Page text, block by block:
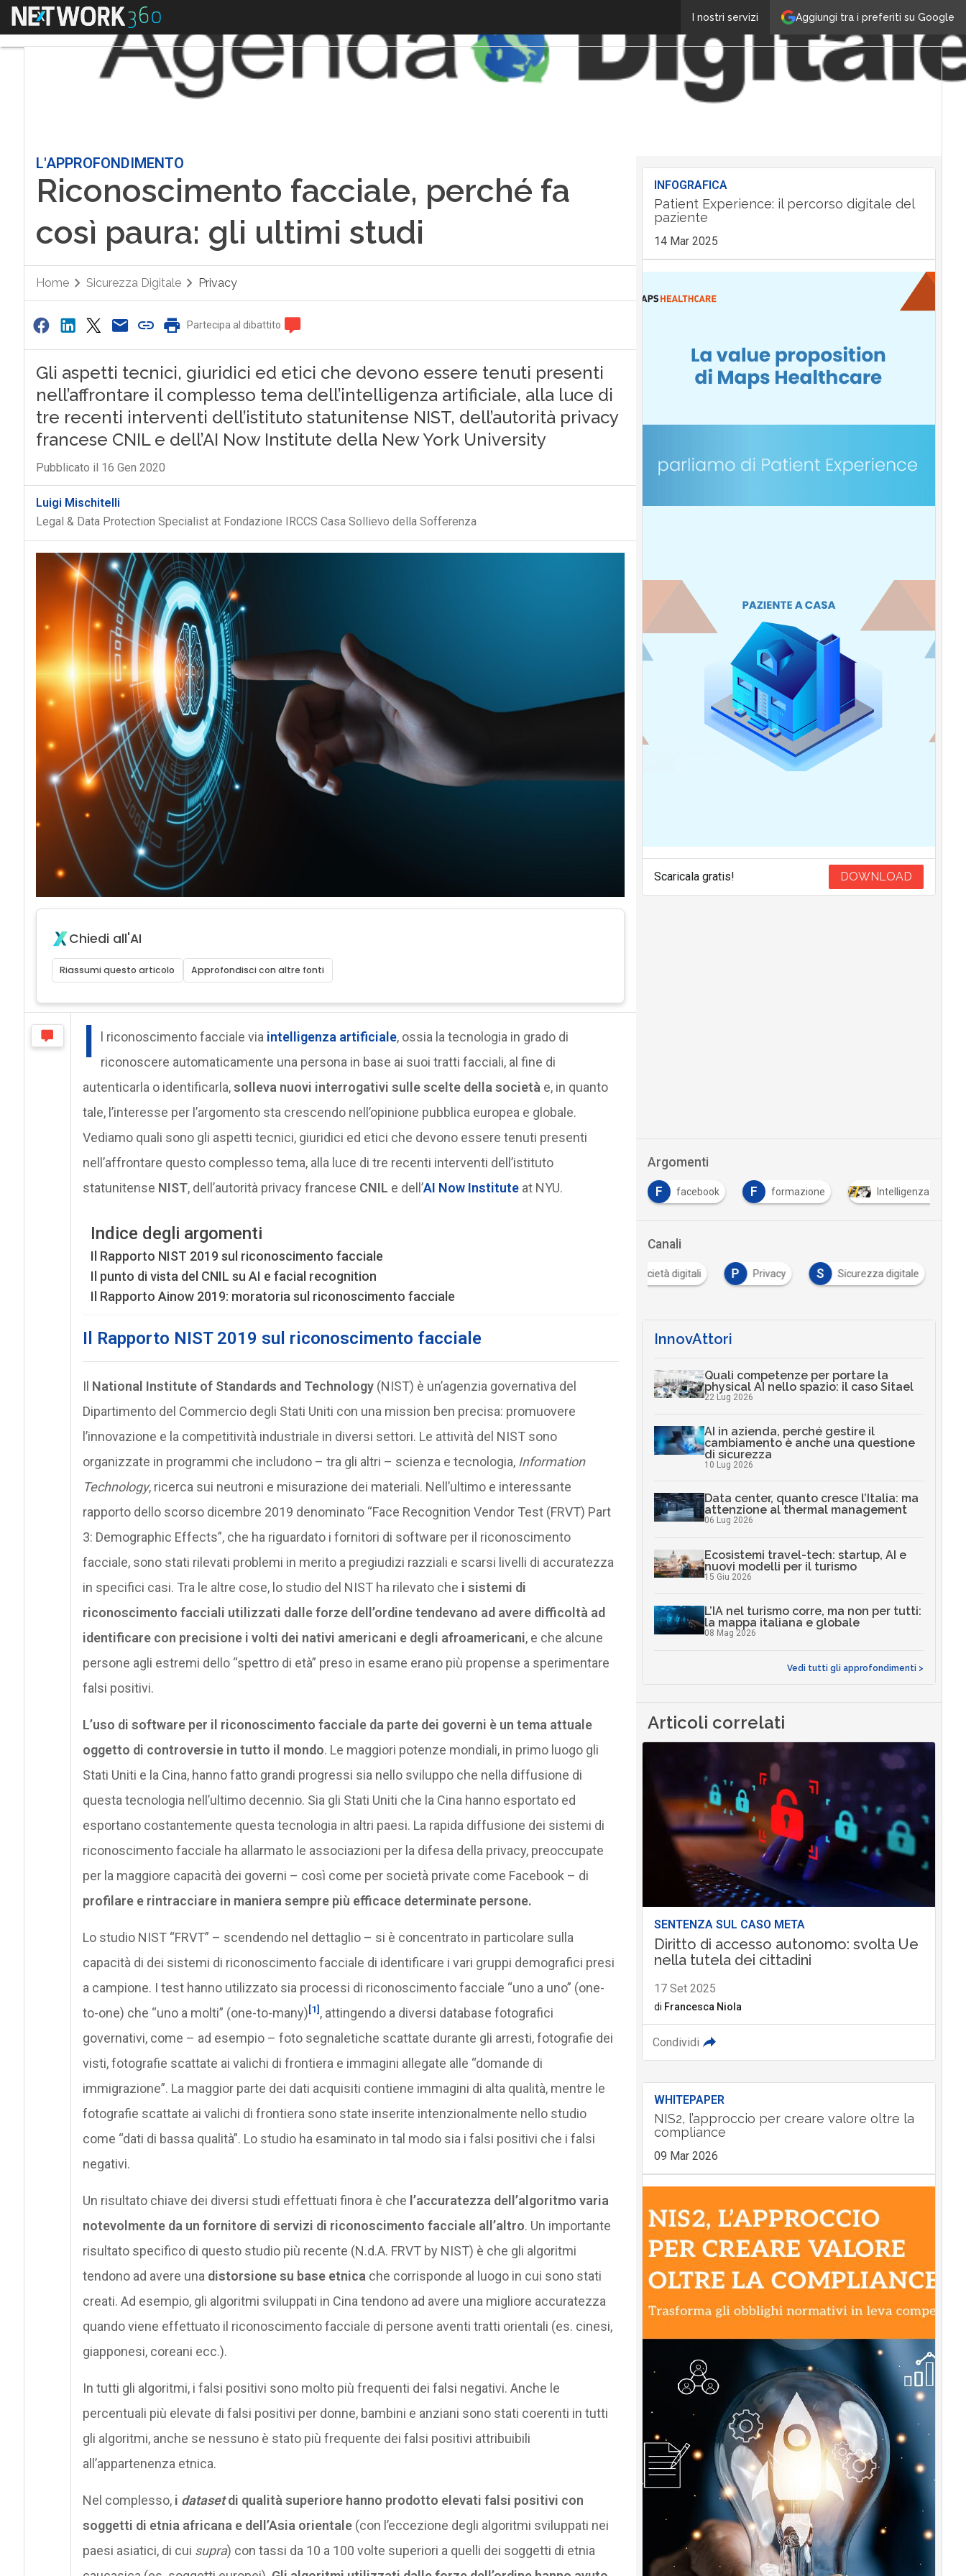
Aggiungi tra i preferiti su Google
I nostri servizi
Menu
L'APPROFONDIMENTO
Riconoscimento facciale, perché fa
così paura: gli ultimi studi
Home Sicurezza Digitale Privacy
Partecipa al dibattito
Gli aspetti tecnici, giuridici ed etici che devono essere tenuti presenti
nell’affrontare il complesso tema dell’intelligenza artificiale, alla luce di
tre recenti interventi dell’istituto statunitense NIST, dell’autorità privacy
francese CNIL e dell’AI Now Institute della New York University
Pubblicato il 16 Gen 2020
Luigi Mischitelli
Legal & Data Protection Specialist at Fondazione IRCCS Casa Sollievo della Sofferenza
Chiedi all'AI
Riassumi questo articolo Approfondisci con altre fonti
I l riconoscimento facciale via intelligenza artificiale, ossia la tecnologia in grado di
riconoscere automaticamente una persona in base ai suoi tratti facciali, al fine di
autenticarla o identificarla,solleva nuovi interrogativi sulle scelte della società e, in quanto
tale, l’interesse per l’argomento sta crescendo nell’opinione pubblica europea e globale.
Vediamo quali sono gli aspetti tecnici, giuridici ed etici che devono essere tenuti presenti
nell’affrontare questo complesso tema, alla luce di tre recenti interventi dell’istituto
statunitense NIST, dell’autorità privacy francese CNIL e dell’AI Now Instituteat NYU.
Indice degli argomenti
Il Rapporto NIST 2019 sul riconoscimento facciale
Il punto di vista del CNIL su AI e facial recognition
Il Rapporto Ainow 2019: moratoria sul riconoscimento facciale
Il Rapporto NIST 2019 sul riconoscimento facciale
Il National Institute of Standards and Technology(NIST) è un’agenzia governativa del
Dipartimento del Commercio degli Stati Uniti con una mission ben precisa: promuovere
l’innovazione e la competitività industriale in diversi settori. Le attività del NIST sono
organizzate in programmi che includono – tra gli altri – scienza e tecnologia, Information
Technology, ricerca sui neutroni e misurazione dei materiali. Nell’ultimo e interessante
rapporto dello scorso dicembre 2019 denominato “Face Recognition Vendor Test (FRVT) Part
3: Demographic Effects”, che ha riguardato i fornitori di software per il riconoscimento
facciale, sono stati rilevati problemi in merito a pregiudizi razziali e scarsi livelli di accuratezza
in specifici casi. Tra le altre cose, lo studio del NIST ha rilevato che i sistemi di
riconoscimento facciali utilizzati dalle forze dell’ordine tendevano ad avere difficoltà ad
identificare con precisione i volti dei nativi americani e degli afroamericani, e che alcune
persone agli estremi dello “spettro di età” preso in esame erano più propense a sperimentare
falsi positivi.
L’uso di software per il riconoscimento facciale da parte dei governi è un tema attuale
oggetto di controversie in tutto il mondo. Le maggiori potenze mondiali, in primo luogo gli
Stati Uniti e la Cina, hanno fatto grandi progressi sia nello sviluppo che nella diffusione di
questa tecnologia nell’ultimo decennio. Sia gli Stati Uniti che la Cina hanno esportato ed
esportano costantemente questa tecnologia in altri paesi. La rapida diffusione dei sistemi di
riconoscimento facciale ha allarmato le associazioni per la difesa della privacy, preoccupate
per la maggiore capacità dei governi – così come per società private come Facebook – di
profilare e rintracciare in maniera sempre più efficace determinate persone.
Lo studio NIST “FRVT” – scendendo nel dettaglio – si è concentrato in particolare sulla
capacità di dei sistemi di riconoscimento facciale di identificare i vari gruppi demografici presi
a campione. I test hanno utilizzato sia processi di riconoscimento facciale “uno a uno” (one-
to-one) che “uno a molti” (one-to-many)[1] , attingendo a diversi database fotografici
governativi, come – ad esempio – foto segnaletiche scattate durante gli arresti, fotografie dei
visti, fotografie scattate ai valichi di frontiera e immagini allegate alle “domande di
immigrazione”. La maggior parte dei dati acquisiti contiene immagini di alta qualità, mentre le
fotografie scattate ai valichi di frontiera sono state inserite intenzionalmente nello studio
come “dati di bassa qualità”. Lo studio ha esaminato in tal modo sia i falsi positivi che i falsi
negativi.
Un risultato chiave dei diversi studi effettuati finora è che l’accuratezza dell’algoritmo varia
notevolmente da un fornitore di servizi di riconoscimento facciale all’altro. Un importante
risultato specifico di questo studio più recente (N.d.A. FRVT by NIST) è che gli algoritmi
tendono ad avere una distorsione su base etnica che corrisponde al luogo in cui sono stati
creati. Ad esempio, gli algoritmi sviluppati in Cina tendono ad avere una migliore accuratezza
quando viene effettuato il riconoscimento facciale di persone aventi tratti orientali (es. cinesi,
giapponesi, coreani ecc.).
In tutti gli algoritmi, i falsi positivi sono molto più frequenti dei falsi negativi. Anche le
percentuali più elevate di falsi positivi per donne, bambini e anziani sono stati coerenti in tutti
gli algoritmi, anche se nessuno è stato più frequente dei falsi positivi attribuibili
all’appartenenza etnica.
Nel complesso, i datasetdi qualità superiore hanno prodotto elevati falsi positivi con
soggetti di etnia africana e dell’Asia orientale (con l’eccezione degli algoritmi sviluppati nei
paesi asiatici, di cui supra) con tassi da 10 a 100 volte superiori a quelli dei soggetti di etnia
INFOGRAFICA
Patient Experience: il percorso digitale del
paziente
14 Mar 2025
Scaricala gratis! DOWNLOAD
Argomenti
D F facebook F formazione Intelligenza
Canali
Cultura e società digitali P Privacy S Sicurezza digitale
InnovAttori
Quali competenze per portare la
physical AI nello spazio: il caso Sitael
22 Lug 2026
AI in azienda, perché gestire il
cambiamento è anche una questione
di sicurezza
10 Lug 2026
Data center, quanto cresce l’Italia: ma
attenzione al thermal management
06 Lug 2026
Ecosistemi travel-tech: startup, AI e
nuovi modelli per il turismo
15 Giu 2026
L’IA nel turismo corre, ma non per tutti:
la mappa italiana e globale
08 Mag 2026
Vedi tutti gli approfondimenti >
Articoli correlati
SENTENZA SUL CASO META
Diritto di accesso autonomo: svolta Ue
nella tutela dei cittadini
17 Set 2025
di Francesca Niola
Condividi
WHITEPAPER
NIS2, l’approccio per creare valore oltre la
compliance
09 Mar 2026